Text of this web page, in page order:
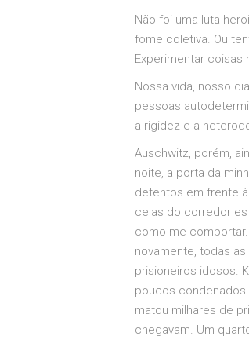
Não foi uma luta
fome coletiva. Ou
Experimentar coisas
Nossa vida, nosso
pessoas
a rigidez e a
Auschwitz, porém,
noite, a porta da
detentos em frente
celas do corredor
como me
novamente, todas
prisioneiros idosos.
poucos condenados
matou milhares de
chegavam. Um